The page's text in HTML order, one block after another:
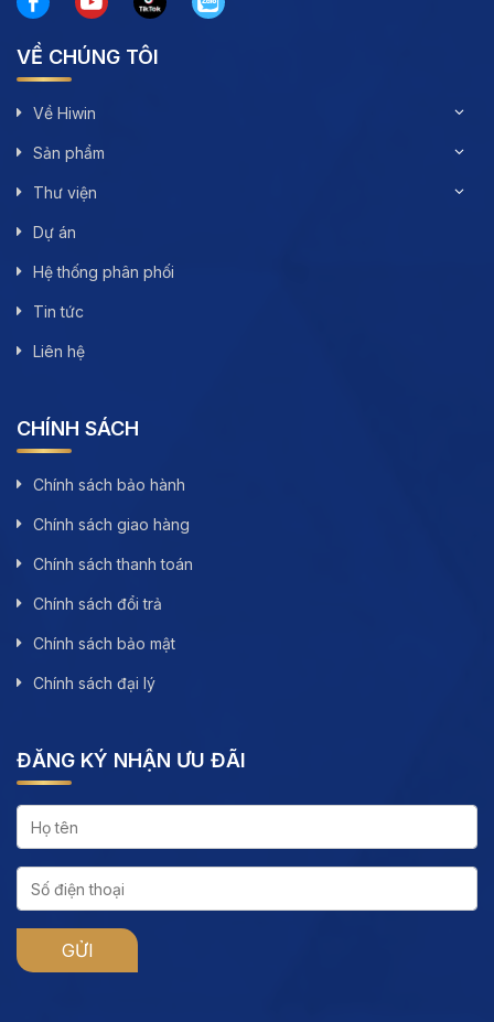
VỀ CHÚNG TÔI
Về Hiwin
Sản phẩm
Thư viện
Dự án
Hệ thống phân phối
Tin tức
Liên hệ
CHÍNH SÁCH
Chính sách bảo hành
Chính sách giao hàng
Chính sách thanh toán
Chính sách đổi trả
Chính sách bảo mật
Chính sách đại lý
ĐĂNG KÝ NHẬN ƯU ĐÃI